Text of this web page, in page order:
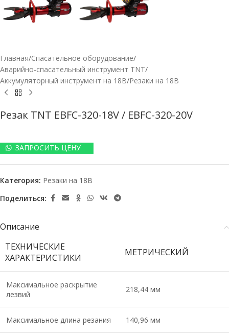
Главная/Спасательное оборудование/
Аварийно-спасательный инструмент TNT/
Аккумуляторный инструмент на 18В/Резаки на 18В
Резак TNT EBFC-320-18V / EBFC-320-20V
ЗАПРОСИТЬ ЦЕНУ
Категория: Резаки на 18В
Поделиться:
Описание
ТЕХНИЧЕСКИЕ
ХАРАКТЕРИСТИКИ
МЕТРИЧЕСКИЙ
Максимальное раскрытие
лезвий
218,44 мм
Максимальное длина резания 140,96 мм